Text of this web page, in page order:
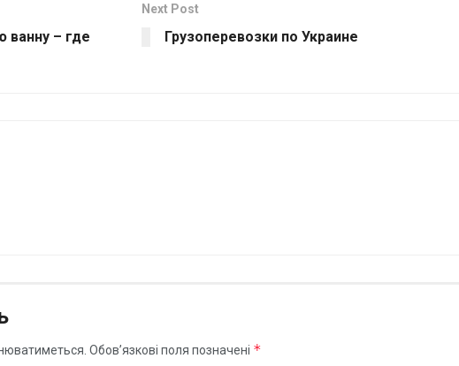
ванну – где
Next Post
Грузоперевозки по Украине
Обов’язкові поля позначені *